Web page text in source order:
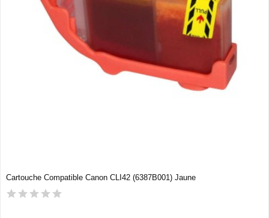
Cartouche Compatible Canon CLI42 (6387B001) Jaune